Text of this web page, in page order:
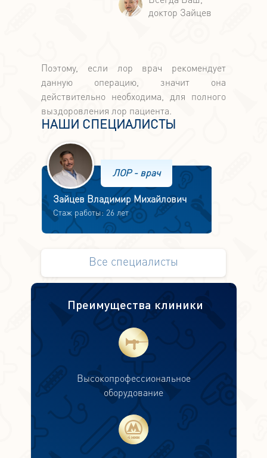
Поэтому, если лор врач рекомендует
данную операцию, значит она
действительно необходима, для полного
выздоровления лор пациента.
НАШИ СПЕЦИАЛИСТЫ
ЛОР - врач
Зайцев Владимир Михайлович
Стаж работы: 26 лет
Все специалисты
Преимущества клиники
Высокопрофессиональное
оборудование